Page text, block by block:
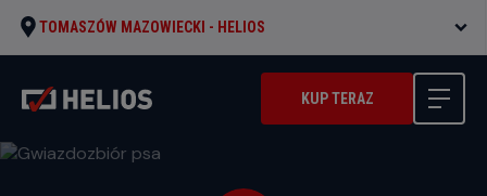
TOMASZÓW MAZOWIECKI - HELIOS
KUP TERAZ